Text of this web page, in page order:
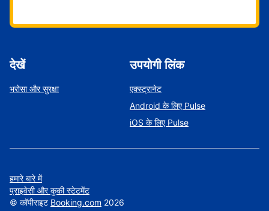
देखें
भरोसा और सुरक्षा
उपयोगी लिंक
एक्स्ट्रानेट
Android के लिए Pulse
iOS के लिए Pulse
हमारे बारे में
प्राइवेसी और कुकी स्टेटमेंट
© कॉपीराइट Booking.com 2026